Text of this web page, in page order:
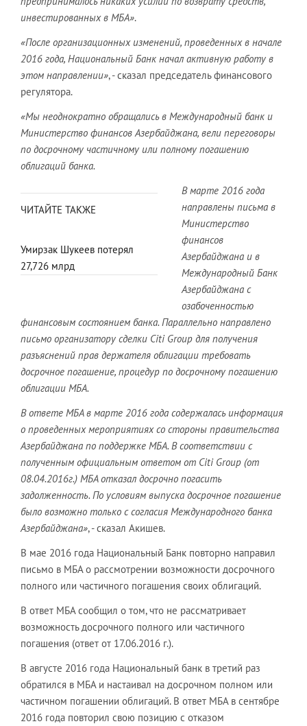
инвестированных в МБА».
«После организационных изменений, проведенных в начале
2016 года, Национальный Банк начал активную работу в
этом направлении», - сказал председатель финансового
регулятора.
«Мы неоднократно обращались в Международный банк и
Министерство финансов Азербайджана, вели переговоры
по досрочному частичному или полному погашению
облигаций банка.
ЧИТАЙТЕ ТАКЖЕ
Умирзак Шукеев потерял
27,726 млрд
В марте 2016 года
направлены письма в
Министерство
финансов
Азербайджана и в
Международный Банк
Азербайджана с
озабоченностью
финансовым состоянием банка. Параллельно направлено
письмо организатору сделки Citi Group для получения
разъяснений прав держателя облигации требовать
досрочное погашение, процедур по досрочному погашению
облигации МБА.
В ответе МБА в марте 2016 года содержалась информация
о проведенных мероприятиях со стороны правительства
Азербайджана по поддержке МБА. В соответствии с
полученным официальным ответом от Citi Group (от
08.04.2016г.) МБА отказал досрочно погасить
задолженность. По условиям выпуска досрочное погашение
было возможно только с согласия Международного банка
Азербайджана», - сказал Акишев.
В мае 2016 года Национальный Банк повторно направил
письмо в МБА о рассмотрении возможности досрочного
полного или частичного погашения своих облигаций.
В ответ МБА сообщил о том, что не рассматривает
возможность досрочного полного или частичного
погашения (ответ от 17.06.2016 г.).
В августе 2016 года Национальный банк в третий раз
обратился в МБА и настаивал на досрочном полном или
частичном погашении облигаций. В ответ МБА в сентябре
2016 года повторил свою позицию с отказом